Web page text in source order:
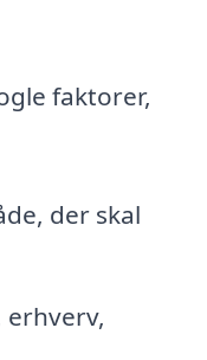
faktorer,
der skal
erhverv,